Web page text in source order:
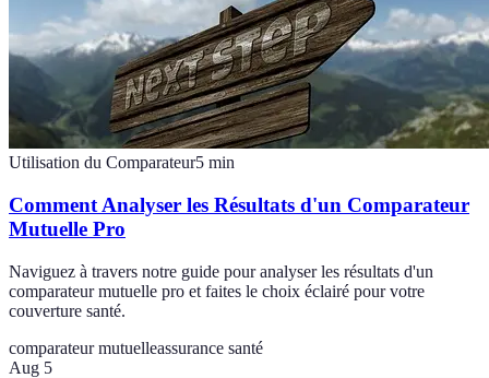
Utilisation du Comparateur5 min
Comment Analyser les Résultats d'un Comparateur
Mutuelle Pro
Naviguez à travers notre guide pour analyser les résultats d'un
comparateur mutuelle pro et faites le choix éclairé pour votre
couverture santé.
comparateur mutuelleassurance santé
Aug 5